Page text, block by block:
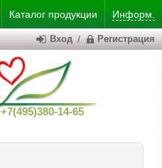
Каталог продукции Информ.
+7(495)380-14-65
Вход / Регистрация